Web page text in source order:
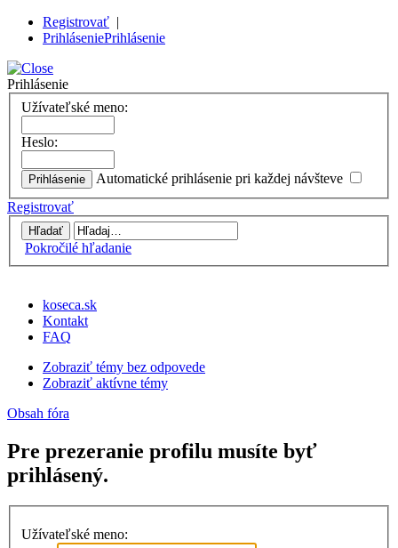
Registrovať |
PrihláseniePrihlásenie
Prihlásenie
Užívateľské meno:
Heslo:
Automatické prihlásenie pri každej návšteve
Registrovať
Pokročilé hľadanie
koseca.sk
Kontakt
FAQ
Zobraziť témy bez odpovede
Zobraziť aktívne témy
Obsah fóra
Pre prezeranie profilu musíte byť
prihlásený.
Užívateľské meno: